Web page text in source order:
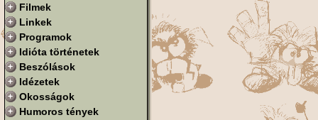
Filmek
Linkek
Programok
Idióta történetek
Beszólások
Idézetek
Okosságok
Humoros tények